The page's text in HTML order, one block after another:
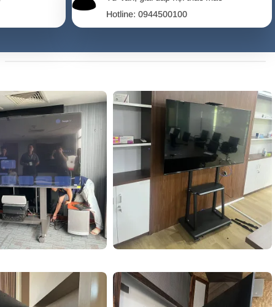
Hotline: 0944500100